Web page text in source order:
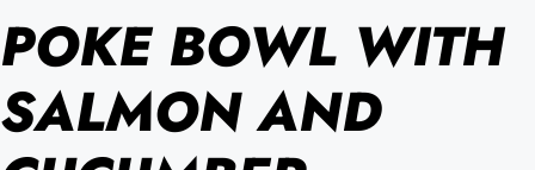
POKE BOWL WITH
SALMON AND